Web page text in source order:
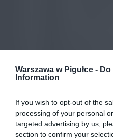
Warszawa w Pigułce -
Information
If you wish to opt-out of the
processing of your personal
targeted advertising by us,
section to confirm your